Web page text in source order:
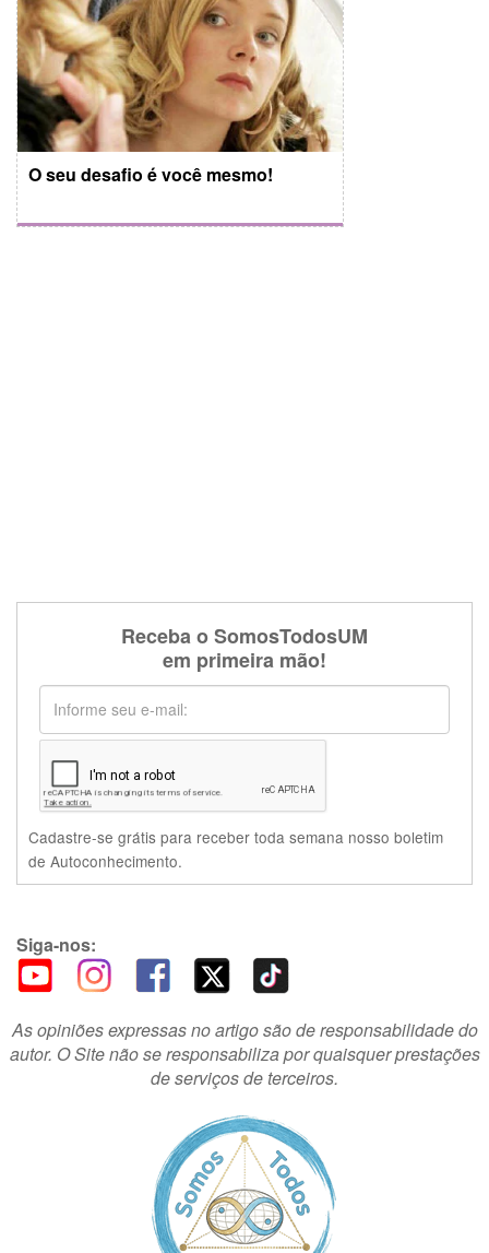
O seu desafio é você mesmo!
Receba o SomosTodosUM
em primeira mão!
Cadastre-se grátis para receber toda semana nosso boletim
de Autoconhecimento.
Siga-nos:
As opiniões expressas no artigo são de responsabilidade do
autor. O Site não se responsabiliza por quaisquer prestações
de serviços de terceiros.